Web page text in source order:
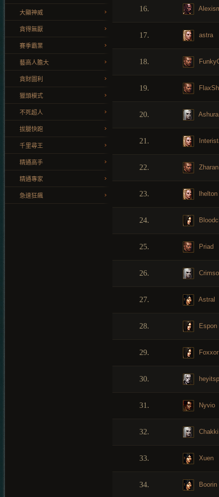
大顯神威
貪得無厭
賽季霸業
藝高人膽大
貪財圖利
獵頭模式
不死超人
拔腿快跑
千里尋王
精通高手
精通專家
急速狂飆
16.
17. astra
18.
19.
20.
21.
22. Zharan
23. lhelton
24.
25. Priad
26.
27. Astral
28. Espon
29. Foxxor
30.
31. Nyvio
32. Chakki
33. Xuen
34. Boorin